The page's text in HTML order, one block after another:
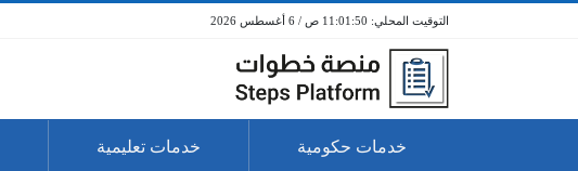
11:01:50 ص / 6 أغسطس 2026
خدمات حكومية خدمات تعليمية